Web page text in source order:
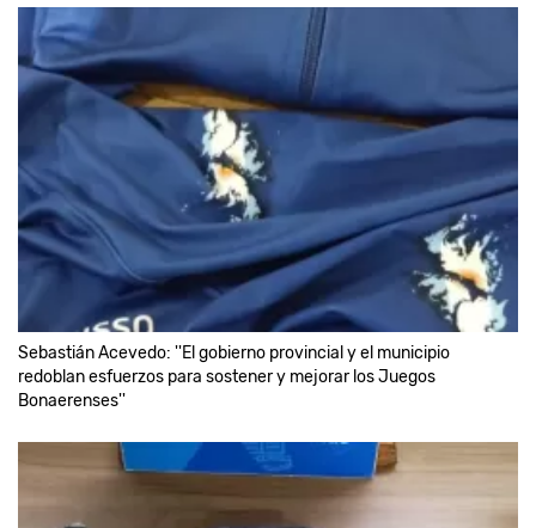
Sebastián Acevedo: ''El gobierno provincial y el municipio
redoblan esfuerzos para sostener y mejorar los Juegos
Bonaerenses''